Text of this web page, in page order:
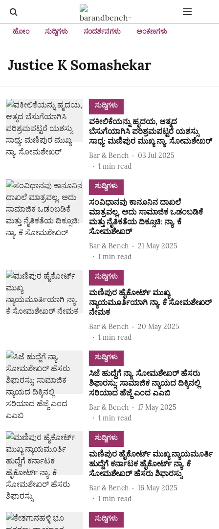
ಹೋಂ ಸುದ್ದಿಗಳು ಸಂದರ್ಶನಗಳು ಅಂಕಣಗಳು
Justice K Somashekar
ಸುದ್ದಿಗಳು
ವಕೀಲಿಕೆಯನ್ನು ಹೃದಯ, ಆತ್ಮದ
ಬೆಸುಗೆಯಾಗಿಸಿ ಪರಿಶ್ರಮಪಟ್ಟರೆ ಯಶಸ್ಸು
ಸಾಧ್ಯ: ಮಣಿಪುರ ಮುಖ್ಯ ನ್ಯಾ. ಸೋಮಶೇಖರ್‌‌
Bar & Bench
03 Jul 2025
1 min read
ಸುದ್ದಿಗಳು
ಸಂವಿಧಾನವು ಕಾನೂನಿನ ದಾಖಲೆ
ಮಾತ್ರವಲ್ಲ, ಅದು ಸಾಮಾಜಿಕ ಒಡಂಬಡಿಕೆ
ಮತ್ತು ನೈತಿಕತೆಯ ದಿಕ್ಸೂಚಿ: ನ್ಯಾ. ಕೆ
ಸೋಮಶೇಖರ್‌
Bar & Bench
21 May 2025
1 min read
ಸುದ್ದಿಗಳು
ಮಣಿಪುರ ಹೈಕೋರ್ಟ್‌ ಮುಖ್ಯ
ನ್ಯಾಯಮೂರ್ತಿಯಾಗಿ ನ್ಯಾ. ಕೆ ಸೋಮಶೇಖರ್‌
ನೇಮಕ
Bar & Bench
20 May 2025
1 min read
ಸುದ್ದಿಗಳು
ಸಿಜೆ ಹುದ್ದೆಗೆ ನ್ಯಾ. ಸೋಮಶೇಖರ್‌ ಹೆಸರು
ಶಿಫಾರಸ್ಸು: ಸಾಮಾಜಿಕ ನ್ಯಾಯದ ದಿಕ್ಕಿನಲ್ಲಿ
ಸರಿಯಾದ ಹೆಜ್ಜೆ ಎಂದ ಎಎಬಿ
Bar & Bench
17 May 2025
1 min read
ಸುದ್ದಿಗಳು
ಮಣಿಪುರ ಹೈಕೋರ್ಟ್‌ ಮುಖ್ಯ ನ್ಯಾಯಮೂರ್ತಿ
ಹುದ್ದೆಗೆ ಕರ್ನಾಟಕ ಹೈಕೋರ್ಟ್‌ ನ್ಯಾ. ಕೆ
ಸೋಮಶೇಖರ್‌ ಹೆಸರು ಶಿಫಾರಸ್ಸು
Bar & Bench
16 May 2025
1 min read
ಸುದ್ದಿಗಳು